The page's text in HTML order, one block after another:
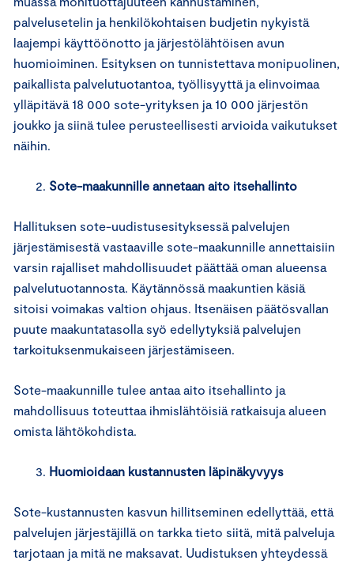
palvelusetelin ja henkilökohtaisen budjetin nykyistä
laajempi käyttöönotto ja järjestölähtöisen avun
huomioiminen. Esityksen on tunnistettava monipuolinen,
paikallista palvelutuotantoa, työllisyyttä ja elinvoimaa
ylläpitävä 18 000 sote-yrityksen ja 10 000 järjestön
joukko ja siinä tulee perusteellisesti arvioida vaikutukset
näihin.
Sote-maakunnille annetaan aito itsehallinto
Hallituksen sote-uudistusesityksessä palvelujen
järjestämisestä vastaaville sote-maakunnille annettaisiin
varsin rajalliset mahdollisuudet päättää oman alueensa
palvelutuotannosta. Käytännössä maakuntien käsiä
sitoisi voimakas valtion ohjaus. Itsenäisen päätösvallan
puute maakuntatasolla syö edellytyksiä palvelujen
tarkoituksenmukaiseen järjestämiseen.
Sote-maakunnille tulee antaa aito itsehallinto ja
mahdollisuus toteuttaa ihmislähtöisiä ratkaisuja alueen
omista lähtökohdista.
Huomioidaan kustannusten läpinäkyvyys
Sote-kustannusten kasvun hillitseminen edellyttää, että
palvelujen järjestäjillä on tarkka tieto siitä, mitä palveluja
tarjotaan ja mitä ne maksavat. Uudistuksen yhteydessä